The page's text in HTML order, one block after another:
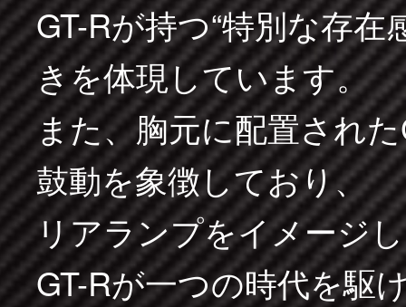
GT-Rが持つ“特別な存在
きを体現しています。
また、胸元に配置され
鼓動を象徴しており、
リアランプをイメージ
GT-Rが一つの時代を駆